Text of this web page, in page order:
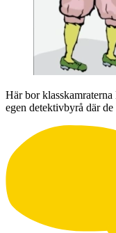
Här bor
egen detektivbyrå där